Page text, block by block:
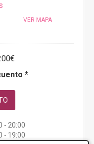
VER MAPA
*
- 20:00
- 19:00